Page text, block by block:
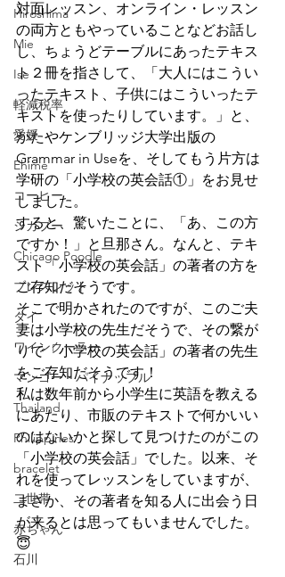
Hiroshima
Mie
Ise
軽減税率
愛媛
Ehime
コーヒー
シカプー
Chicago Poodle
ブレスレット
タイ
ワインクーラー
マンゴー・パイナップル
Thailand
Philippines
bracelet
二世帯
赤ちゃん
石川
対面レッスン、オンライン・レッスン
の両方ともやっていることなどお話し
し、ちょうどテーブルにあったテキス
ト２冊を指さして、「大人にはこうい
ったテキスト、子供にはこういったテ
キストを使ったりしています。」と、
かたやケンブリッジ大学出版の
Grammar in Useを、そしてもう片方は
学研の「小学校の英会話①」をお見せ
しました。
すると、驚いたことに、「あ、この方
ですか！」と旦那さん。なんと、テキ
スト「小学校の英会話」の著者の方を
ご存知だそうです。
そこで明かされたのですが、このご夫
妻は小学校の先生だそうで、その繋が
りで「小学校の英会話」の著者の先生
をご存知だそうです！
私は数年前から小学生に英語を教える
にあたり、市販のテキストで何かいい
のはないかと探して見つけたのがこの
「小学校の英会話」でした。以来、そ
れを使ってレッスンをしていますが、
まさか、その著者を知る人に出会う日
が来るとは思ってもいませんでした。
😇